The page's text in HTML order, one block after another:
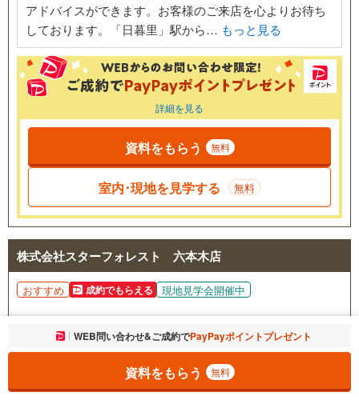
アドバイスができます。お客様のご来店を心よりお待ち
しております。「日暮里」駅から… もっと見る
詳細を見る
資料をもらう 無料
室内･現地を見学する 無料
株式会社スターフォレスト 六本木店
おすすめ 成約でもらえる 現地見学会開催中
0078-6014-55004
お気に入りに追加しました。 一覧を開く
WEB問い合わせ&ご成約でPayPayポイントプレゼント
資料をもらう 無料